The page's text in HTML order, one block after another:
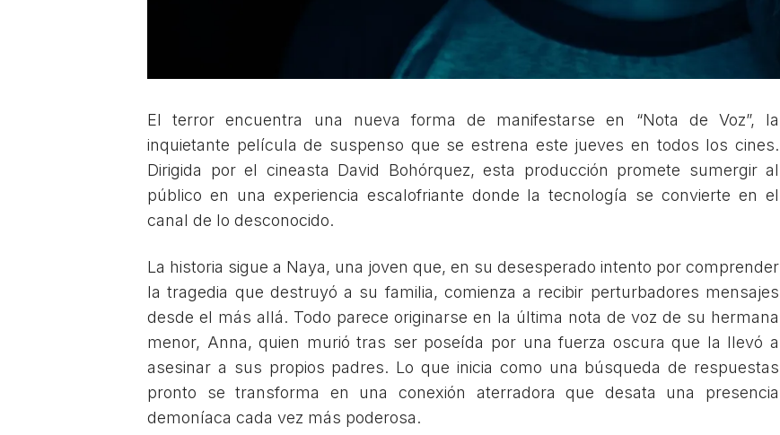
El terror encuentra una nueva forma de manifestarse en “Nota de Voz”, la
inquietante película de suspenso que se estrena este jueves en todos los cines.
Dirigida por el cineasta David Bohórquez, esta producción promete sumergir al
público en una experiencia escalofriante donde la tecnología se convierte en el
canal de lo desconocido.
La historia sigue a Naya, una joven que, en su desesperado intento por comprender
la tragedia que destruyó a su familia, comienza a recibir perturbadores mensajes
desde el más allá. Todo parece originarse en la última nota de voz de su hermana
menor, Anna, quien murió tras ser poseída por una fuerza oscura que la llevó a
asesinar a sus propios padres. Lo que inicia como una búsqueda de respuestas
pronto se transforma en una conexión aterradora que desata una presencia
demoníaca cada vez más poderosa.